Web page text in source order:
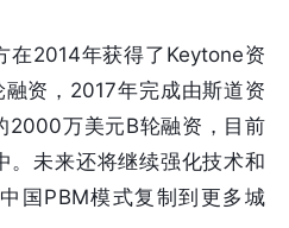
在2014年获得了Keytone资
资，2017年完成由斯道资
2000万美元B轮融资，目前
。未来还将继续强化技术和
国PBM模式复制到更多城